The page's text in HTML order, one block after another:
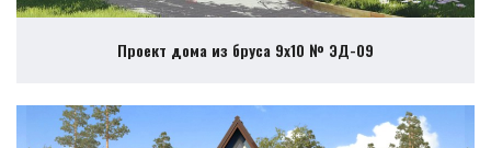
Проект дома из бруса 9х10 № ЭД-09